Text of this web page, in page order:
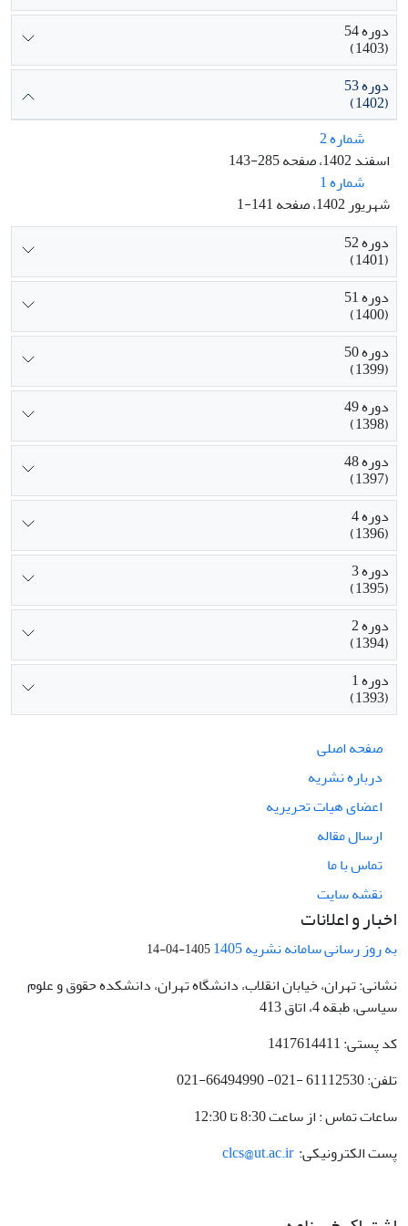
دوره 54
(1403)
دوره 53
(1402)
شماره 2
اسفند 1402، صفحه 285-143
شماره 1
شهریور 1402، صفحه 141-1
دوره 52
(1401)
دوره 51
(1400)
دوره 50
(1399)
دوره 49
(1398)
دوره 48
(1397)
دوره 4
(1396)
دوره 3
(1395)
دوره 2
(1394)
دوره 1
(1393)
صفحه اصلی
درباره نشریه
اعضای هیات تحریریه
ارسال مقاله
تماس با ما
نقشه سایت
اخبار و اعلانات
به روز رسانی سامانه نشریه 1405 1405-04-14
نشانی: تهران، خیابان انقلاب، دانشگاه تهران، دانشکده حقوق و علوم
سیاسی، طبقه 4، اتاق 413
کد پستی: 1417614411
تلفن: 61112530 -021- 66494990-021
ساعات تماس : از ساعت 8:30 تا 12:30
پست الکترونیکی:clcs@ut.ac.ir